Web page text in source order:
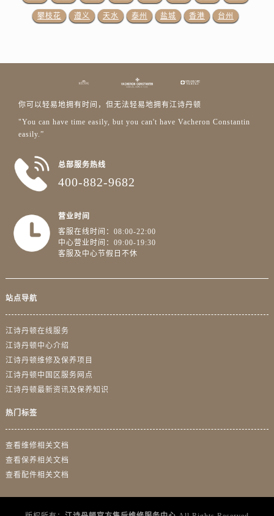
江苏省泰州市海陵区永定东路399号置地商务中心东塔（华润万象城）17层1706室江诗丹顿售后服务中心（需提前预约）
江西省吉安市吉州区井冈山大道江诗丹顿售后服务中心（需提前预约）
山东省德州市德城区东风中路江诗丹顿售后服务中心（需提前预约）
山东省济南市历下区经十路11111号华润中心写字楼（万象城）15层1508室江诗丹顿售后服务中心（需提前预约）
攀枝花 遵义 天水 泰州 盐城 香港 台州
你可以轻易地拥有时间，但无法轻易地拥有江诗丹顿
"You can have time easily, but you can't have Vacheron Constantin
easily.”
总部服务热线
400-882-9682
营业时间
客服在线时间：08:00-22:00
中心营业时间：09:00-19:30
客服及中心节假日不休
站点导航
江诗丹顿在线服务
江诗丹顿中心介绍
江诗丹顿维修及保养项目
江诗丹顿中国区服务网点
江诗丹顿最新资讯及保养知识
热门标签
查看维修相关文档
查看保养相关文档
查看配件相关文档